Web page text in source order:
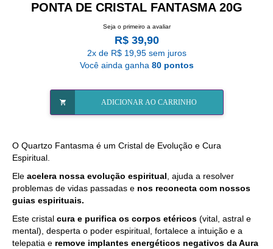
PONTA DE CRISTAL FANTASMA 20G
Seja o primeiro a avaliar
R$ 39,90
2x de R$ 19,95 sem juros
Você ainda ganha 80 pontos
ADICIONAR AO CARRINHO
O Quartzo Fantasma é um Cristal de Evolução e Cura
Espiritual.
Ele acelera nossa evolução espiritual , ajuda a resolver
problemas de vidas passadas e nos reconecta com nossos
guias espirituais.
Este cristal cura e purifica os corpos etéricos (vital, astral e
mental), desperta o poder espiritual, fortalece a intuição e a
telepatia e remove implantes energéticos negativos da Aura